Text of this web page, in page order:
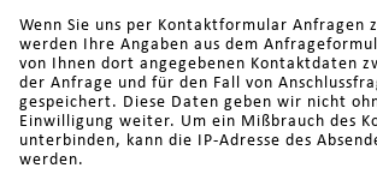
Wenn Sie uns per Kontaktformular Anfragen
werden Ihre Angaben aus dem
von Ihnen dort angegebenen Kontaktdaten
der Anfrage und für den Fall von
gespeichert. Diese Daten geben wir nicht
Einwilligung weiter. Um ein Mißbrauch des
unterbinden, kann die IP-Adresse des
werden.